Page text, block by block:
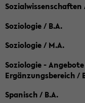
Sozialwissenschaften
Soziologie / B.A.
Soziologie / M.A.
Soziologie -
Ergänzungsbereich /
Spanisch / B.A.